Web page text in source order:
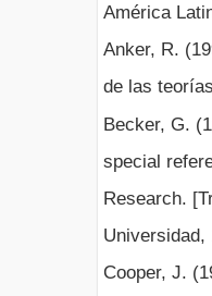
América
Anker, R.
de las
Becker, G.
special
Research.
Universidad,
Cooper, J.